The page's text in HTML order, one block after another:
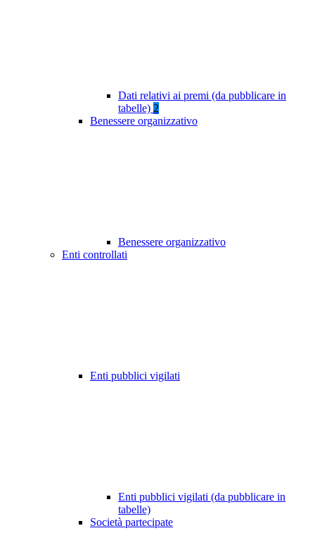
Dati relativi ai premi (da pubblicare in
tabelle) 2
Benessere organizzativo
Benessere organizzativo
Enti controllati
Enti pubblici vigilati
Enti pubblici vigilati (da pubblicare in
tabelle)
Società partecipate